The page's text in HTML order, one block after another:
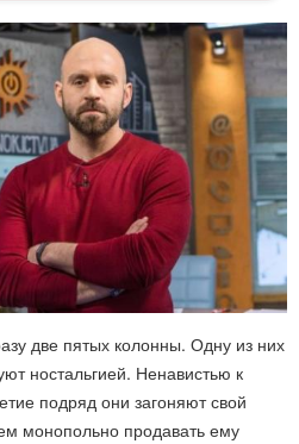
две пятых колонны. Одну из них
ностальгией. Ненавистью к
подряд они загоняют свой
монопольно продавать ему